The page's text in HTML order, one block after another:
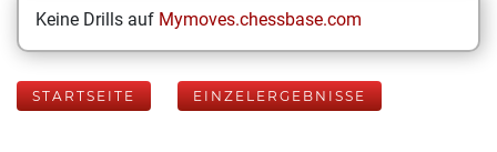
Keine Drills auf Mymoves.chessbase.com
STARTSEITE EINZELERGEBNISSE